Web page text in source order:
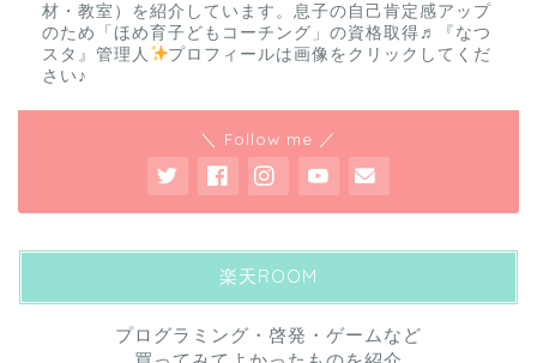
材・教室）を紹介しています。息子の自己肯定感アップ
のため「ほめ育子どもコーチング」の資格取得♬『なつ
スタ』管理人
プロフィールは画像をクリックしてくだ
さい♪
＼ Follow me ／
楽天ROOM
プログラミング・啓発・ゲームなど